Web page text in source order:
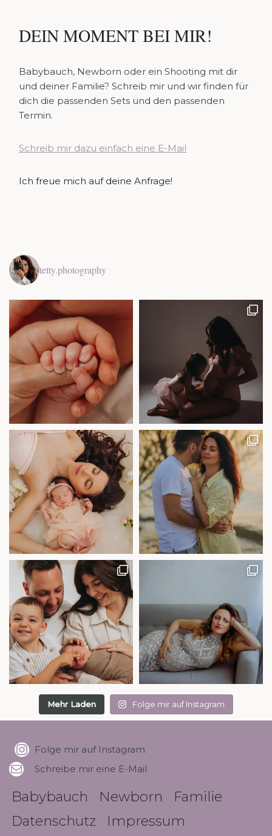
DEIN MOMENT BEI MIR!
Babybauch, Newborn oder ein Shooting mit dir
und deiner Familie? Schreib mir und wir finden für
dich die passenden Sets und den passenden
Termin.
Schreib mir dazu einfach eine E-Mail
Ich freue mich auf deine Anfrage!
tetty.photography
Mehr Laden Folge mir auf Instagram
Folge mir auf Instagram
Schreibe mir eine E-Mail
Babybauch Newborn
Familie
Datenschutz
Impressum